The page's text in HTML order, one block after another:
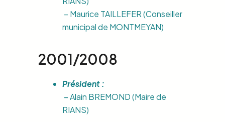
– Maurice TAILLEFER (Conseiller
municipal de MONTMEYAN)
2001/2008
Président :
– Alain BREMOND (Maire de
RIANS)